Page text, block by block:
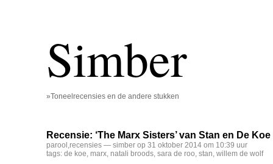
Simber
»Toneelrecensies en de andere stukken
Recensie: ‘The Marx Sisters’ van Stan en De Koe
parool ,recensies — simber op 31 oktober 2014 om 10:39 uur
tags: de koe, marx, natali broods, sara de roo, stan, willem de wolf